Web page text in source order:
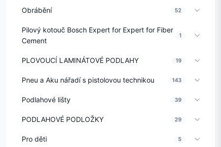
Obrábění 52
Pilový kotouč Bosch Expert for Expert for Fiber
Cement
1
PLOVOUCÍ LAMINÁTOVÉ PODLAHY 19
Pneu a Aku nářadí s pistolovou technikou 143
Podlahové lišty 39
PODLAHOVÉ PODLOŽKY 29
Pro děti 5